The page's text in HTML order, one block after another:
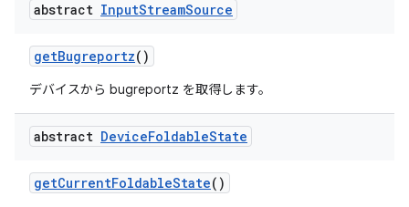
abstract InputStreamSource
getBugreportz()
デバイスから bugreportz を取得します。
abstract DeviceFoldableState
getCurrentFoldableState()